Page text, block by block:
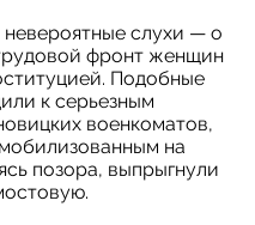
слухи — о
фронт женщин
Подобные
к серьезным
военкоматов,
на
позора, выпрыгнули